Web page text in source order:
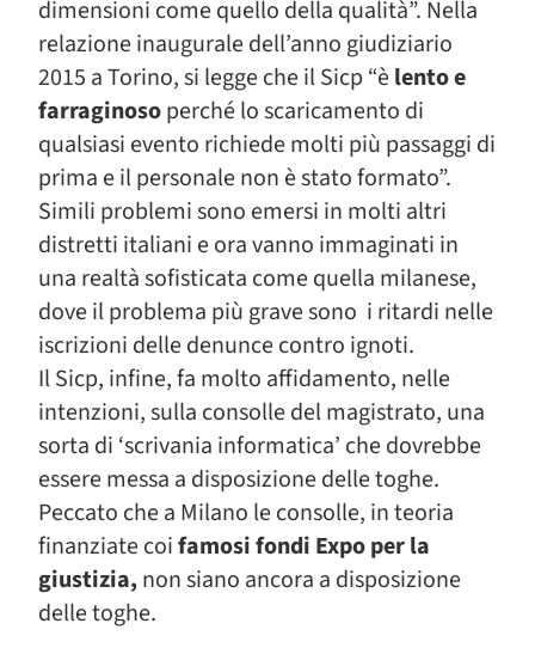
dimensioni come quello della qualità”. Nella
relazione inaugurale dell’anno giudiziario
2015 a Torino, si legge che il Sicp “èlento e
farraginosoperché lo scaricamento di
qualsiasi evento richiede molti più passaggi di
prima e il personale non è stato formato”.
Simili problemi sono emersi in molti altri
distretti italiani e ora vanno immaginati in
una realtà sofisticata come quella milanese,
dove il problema più grave sono i ritardi nelle
iscrizioni delle denunce contro ignoti.
Il Sicp, infine, fa molto affidamento, nelle
intenzioni, sulla consolle del magistrato, una
sorta di ‘scrivania informatica’ che dovrebbe
essere messa a disposizione delle toghe.
Peccato che a Milano le consolle, in teoria
finanziate coifamosi fondi Expo per la
giustizia, non siano ancora a disposizione
delle toghe.